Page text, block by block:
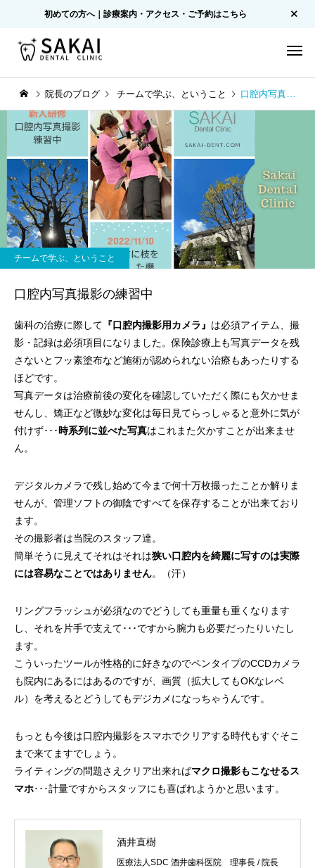
初めての方へ｜診療案内・アクセス・ご予約はこちら
院長のブログ チームで学ぶ、ということ 口腔内写真撮影の練習中
チームで学ぶ、ということ
口腔内写真撮影の練習中
歯科の治療に際して 『口腔内撮影用カメラ』 は必須アイテム、撮
影・記録は必須項目になりました。保険診療上も写真データを残
さないとフッ素塗布など施術が認められない治療もあったりする
ほどです。
写真データは治療前後の変化を確認していただく際にも欠かせま
せんし、矯正など微妙な変化は毎日見てらっしゃると意外に気が
付けず･･･時系列に並べた写真はこれまた欠かすことが出来ませ
ん。
デジタルカメラで残し始めて今まで何十万枚撮ったことか解りま
せんが、管理ソフトの御陰ですべてを保存することが出来ており
ます。
その撮影者は当院のスタッフ達。
簡単そうに見えてそれはそれは狭い口腔内を綺麗に写すのは実際
には容易なことではありません。（汗）
リングフラッシュが必須なのでどうしても重量も重くなります
し、それを片手で支えて･･･ですから腕力も必要だったりいたし
ます。
こういったツールが性格的に好きなのでペンタイプのCCDカメラ
も院内にあるにはあるのですが、画質（拡大してもOKなレベ
ル）を考えるとどうしてもデジカメになっちゃうんです。
もっとも今後は口腔内撮影をスマホでクリアする時代もすぐそこ
まで来てますでしょう。
ライティングの問題さえクリア出来ればマクロ撮影もこなせるス
マホ･･･計量ですからスタッフにも喜ばれようかと思います。
酒井直樹
医療法人SDC 酒井歯科医院 理事長 / 院長